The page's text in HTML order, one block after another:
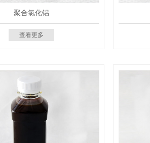
聚合氯化铝
查看更多